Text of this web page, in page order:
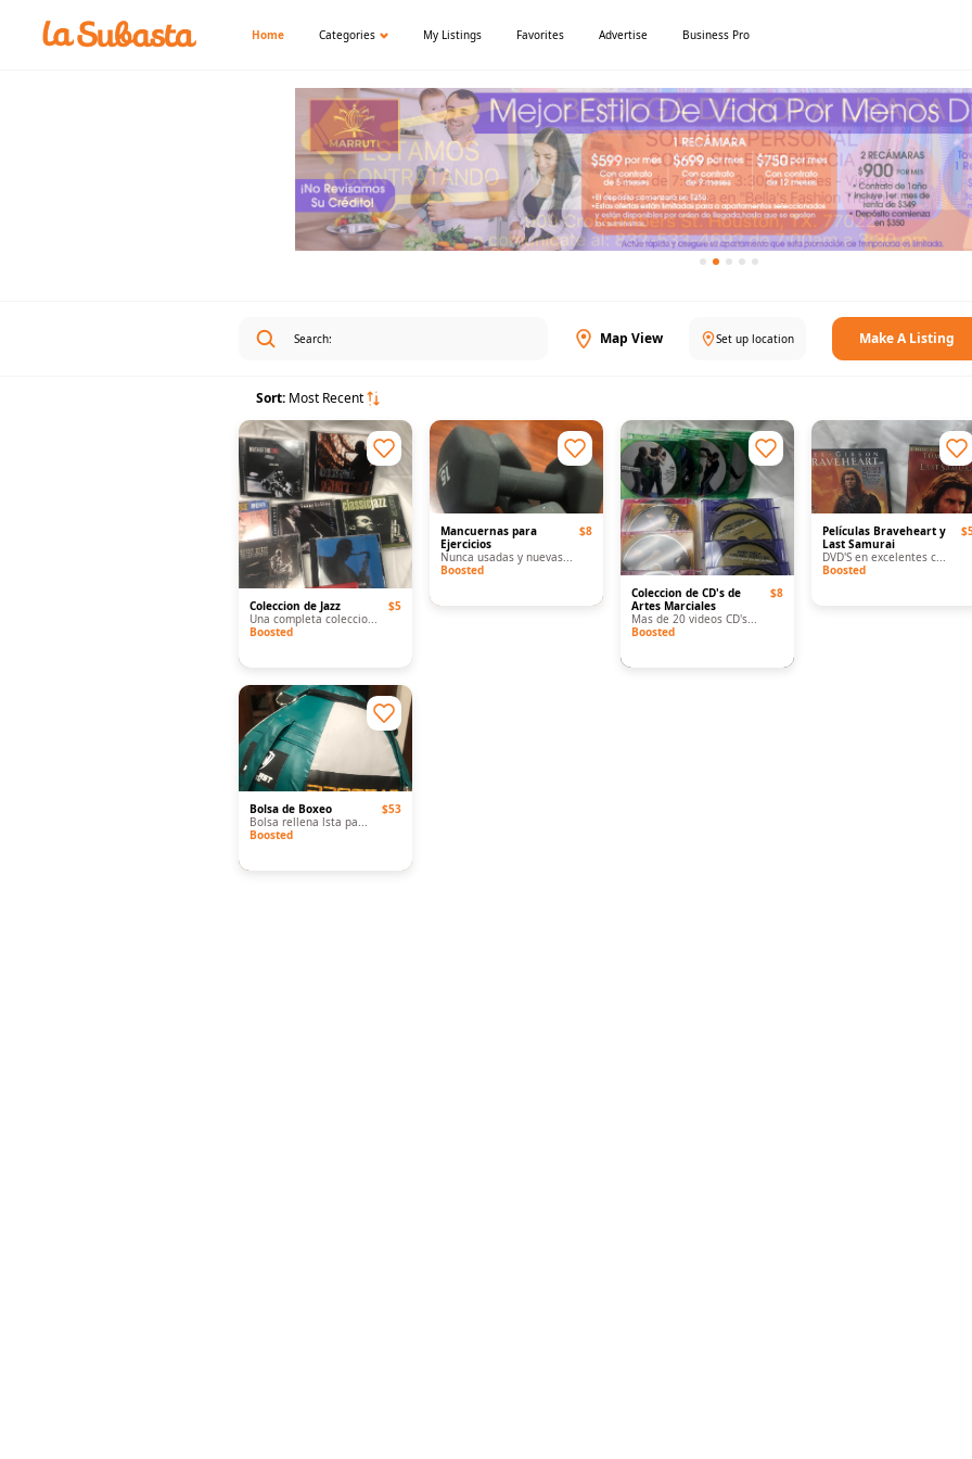
Home Categories My Listings Favorites Advertise Business Pro
Map View Set up location Make A Listing
Sort: Most Recent
Coleccion de Jazz
Una completa coleccio...
$5
Boosted
Mancuernas para
Ejercicios
Nunca usadas y nuevas...
$8
Boosted
Coleccion de CD's de
Artes Marciales
Mas de 20 videos CD's...
$8
Boosted
Películas Braveheart y
Last Samurai
DVD'S en excelentes c...
Boosted
Bolsa de Boxeo
Bolsa rellena lsta pa...
$53
Boosted